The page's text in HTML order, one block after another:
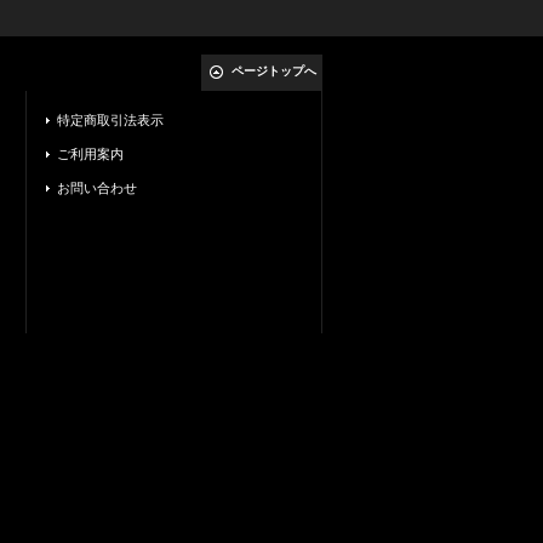
ページトップへ
特定商取引法表示
ご利用案内
お問い合わせ